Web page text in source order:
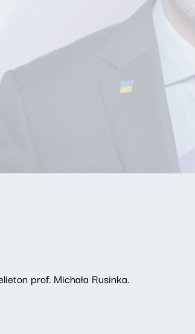
prof. Michała Rusinka.